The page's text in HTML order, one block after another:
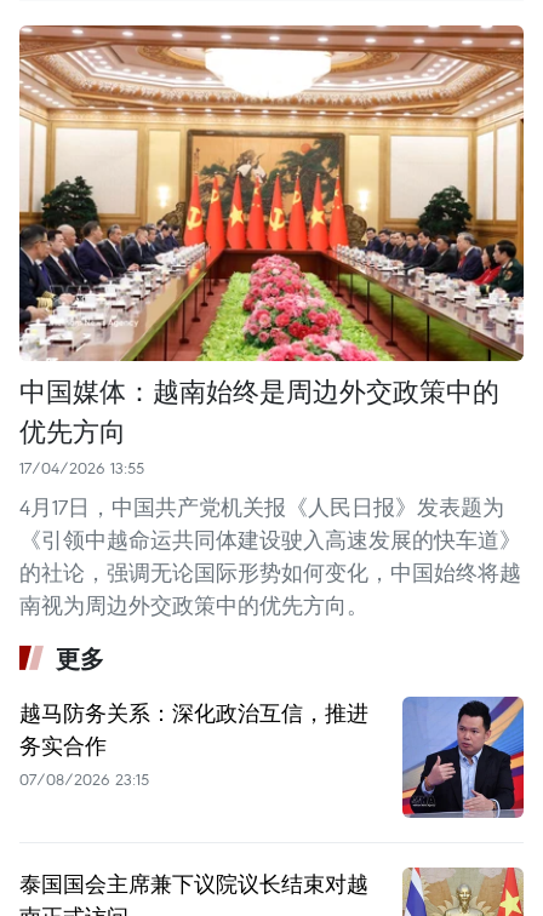
中国媒体：越南始终是周边外交政策中的
优先方向
17/04/2026 13:55
4月17日，中国共产党机关报《人民日报》发表题为
《引领中越命运共同体建设驶入高速发展的快车道》
的社论，强调无论国际形势如何变化，中国始终将越
南视为周边外交政策中的优先方向。
更多
越马防务关系：深化政治互信，推进
务实合作
07/08/2026 23:15
泰国国会主席兼下议院议长结束对越